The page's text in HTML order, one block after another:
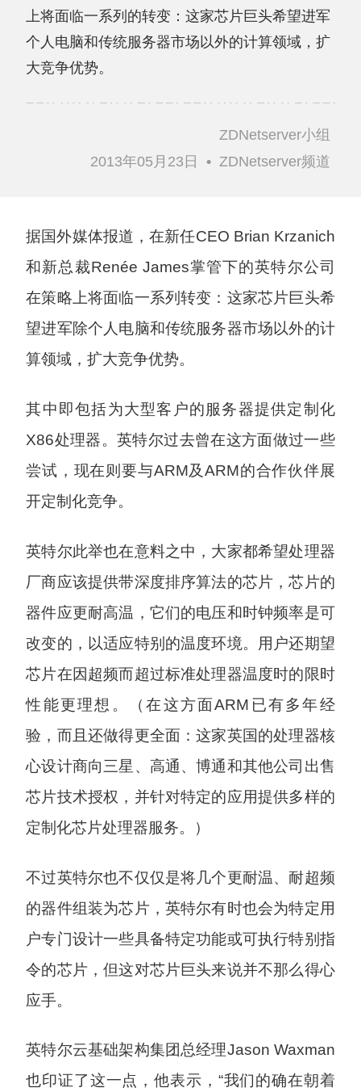
上将面临一系列的转变：这家芯片巨头希望进军
个人电脑和传统服务器市场以外的计算领域，扩
大竞争优势。
ZDNetserver小组
2013年05月23日
• ZDNetserver频道
据国外媒体报道，在新任CEO Brian Krzanich
和新总裁Renée James掌管下的英特尔公司
在策略上将面临一系列转变：这家芯片巨头希
望进军除个人电脑和传统服务器市场以外的计
算领域，扩大竞争优势。
其中即包括为大型客户的服务器提供定制化
X86处理器。英特尔过去曾在这方面做过一些
尝试，现在则要与ARM及ARM的合作伙伴展
开定制化竞争。
英特尔此举也在意料之中，大家都希望处理器
厂商应该提供带深度排序算法的芯片，芯片的
器件应更耐高温，它们的电压和时钟频率是可
改变的，以适应特别的温度环境。用户还期望
芯片在因超频而超过标准处理器温度时的限时
性能更理想。（在这方面ARM已有多年经
验，而且还做得更全面：这家英国的处理器核
心设计商向三星、高通、博通和其他公司出售
芯片技术授权，并针对特定的应用提供多样的
定制化芯片处理器服务。）
不过英特尔也不仅仅是将几个更耐温、耐超频
的器件组装为芯片，英特尔有时也会为特定用
户专门设计一些具备特定功能或可执行特别指
令的芯片，但这对芯片巨头来说并不那么得心
应手。
英特尔云基础架构集团总经理Jason Waxman
也印证了这一点，他表示，“我们的确在朝着